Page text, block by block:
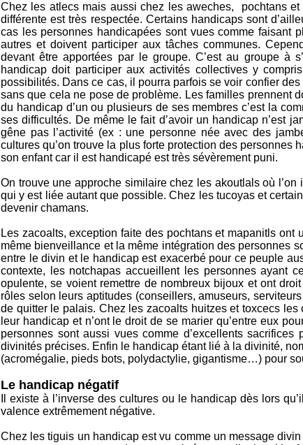
Chez les atlecs mais aussi chez les aweches, pochtans
différente est très respectée. Certains handicaps sont
cas les personnes handicapées sont vues comme faisant
autres et doivent participer aux tâches communes.
devant être apportées par le groupe. C’est au groupe à
handicap doit participer aux activités collectives y
possibilités. Dans ce cas, il pourra parfois se voir confier
sans que cela ne pose de problème. Les familles prennent
du handicap d’un ou plusieurs de ses membres c’est la
ses difficultés. De même le fait d’avoir un handicap n’est
gêne pas l’activité (ex : une personne née avec des
cultures qu’on trouve la plus forte protection des personnes
son enfant car il est handicapé est très sévèrement puni.
On trouve une approche similaire chez les akoutlals où
qui y est liée autant que possible. Chez les tucoyas et
devenir chamans.
Les zacoalts, exception faite des pochtans et mapanitls
même bienveillance et la même intégration des personnes
entre le divin et le handicap est exacerbé pour ce peuple
contexte, les notchapas accueillent les personnes ayant
opulente, se voient remettre de nombreux bijoux et ont
rôles selon leurs aptitudes (conseillers, amuseurs,
de quitter le palais. Chez les zacoalts huitzes et toxcecs
leur handicap et n’ont le droit de se marier qu’entre eux
personnes sont aussi vues comme d’excellents
divinités précises. Enfin le handicap étant lié à la divinité,
(acromégalie, pieds bots, polydactylie, gigantisme…) pour
Le handicap négatif
Il existe à l’inverse des cultures ou le handicap dès lors
valence extrêmement négative.
Chez les tiguis un handicap est vu comme un message